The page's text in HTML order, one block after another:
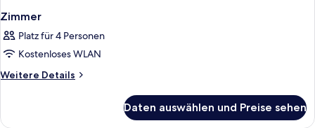
Zimmer
Platz für 4 Personen
Kostenloses WLAN
Weitere Details
Weitere
Daten auswählen und Preise sehen